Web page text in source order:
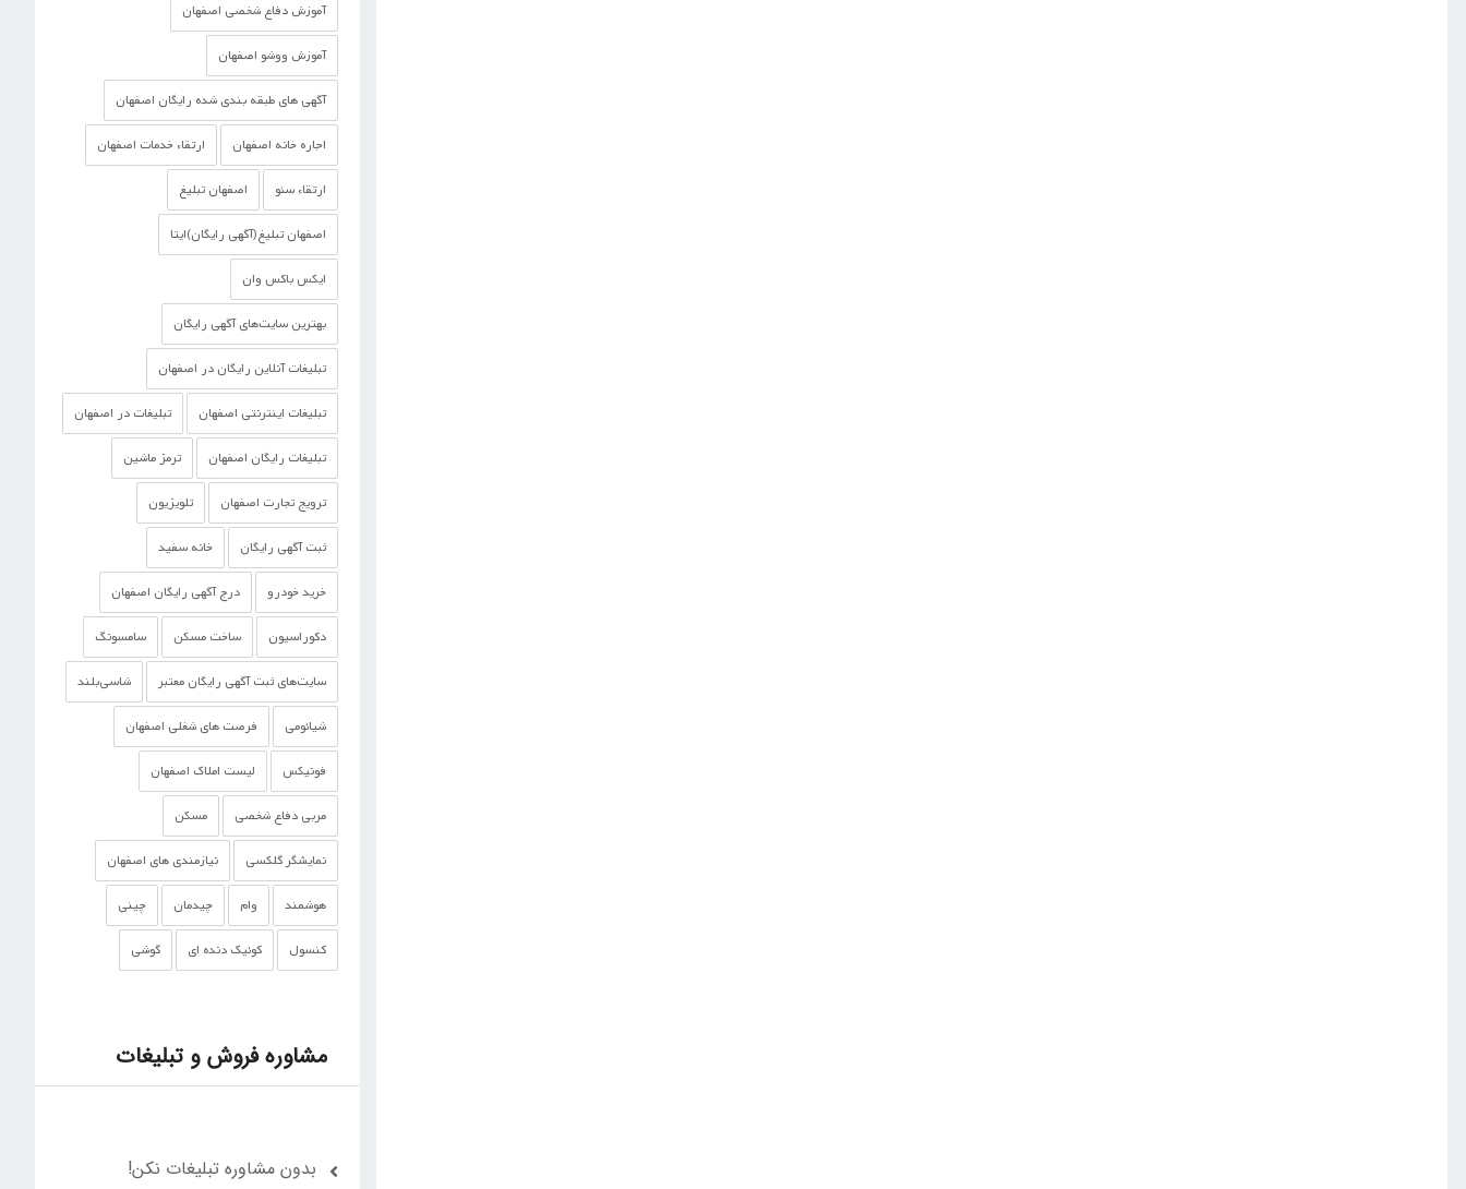
آموزش دفاع شخصی اصفهان
آموزش ووشو اصفهان
آگهی های طبقه بندی شده رایگان اصفهان
اجاره خانه اصفهان ارتقاء خدمات اصفهان
ارتقاء سئو اصفهان تبلیغ
اصفهان تبلیغ(آگهی رایگان)ایتا
ایکس باکس وان
بهترین سایت‌های آگهی رایگان
تبلیغات آنلاین رایگان در اصفهان
تبلیغات اینترنتی اصفهان تبلیغات در اصفهان
تبلیغات رایگان اصفهان ترمز ماشین
ترویج تجارت اصفهان تلویزیون
ثبت آگهی رایگان خانه سفید
خرید خودرو درج آگهی رایگان اصفهان
دکوراسیون ساخت مسکن سامسونگ
سایت‌های ثبت آگهی رایگان معتبر شاسی‌بلند
شیائومی فرصت های شغلی اصفهان
فونیکس لیست املاک اصفهان
مربی دفاع شخصی مسکن
نمایشگر گلکسی نیازمندی های اصفهان
هوشمند وام چیدمان چینی
کنسول کوئیک دنده ای گوشی‌
مشاوره فروش و تبلیغات
بدون مشاوره تبلیغات نکن!